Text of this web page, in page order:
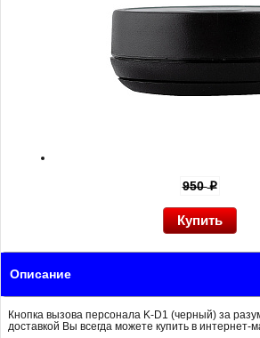
950p
Описание
Кнопка вызова персонала K-D1 (черный) за
доставкой Вы всегда можете купить в интернет-